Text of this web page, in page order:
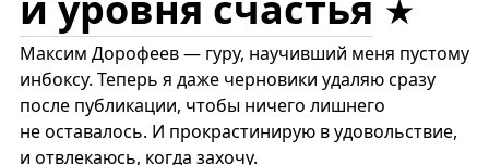
Максим Дорофеев — гуру, научивший меня пустому
инбоксу. Теперь я даже черновики удаляю сразу
после публикации, чтобы ничего лишнего
не оставалось. И прокрастинирую в удовольствие,
и отвлекаюсь, когда захочу.